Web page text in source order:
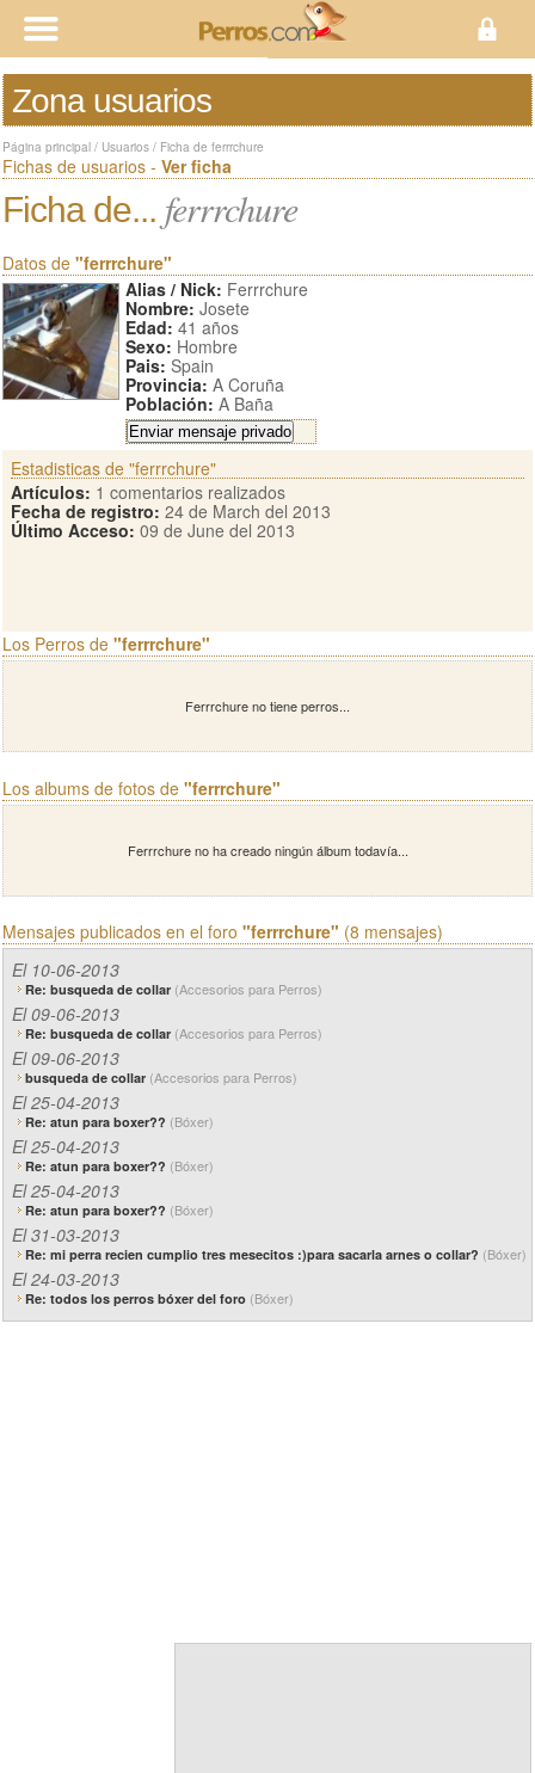
Zona usuarios
Página principal / Usuarios / Ficha de ferrrchure
Fichas de usuarios - Ver ficha
Ficha de... ferrrchure
Datos de "ferrrchure"
Alias / Nick: Ferrrchure
Nombre: Josete
Edad: 41 años
Sexo: Hombre
Pais: Spain
Provincia: A Coruña
Población: A Baña
Estadisticas de "ferrrchure"
Artículos: 1 comentarios realizados
Fecha de registro: 24 de March del 2013
Último Acceso: 09 de June del 2013
Los Perros de "ferrrchure"
Ferrrchure no tiene perros...
Los albums de fotos de "ferrrchure"
Ferrrchure no ha creado ningún álbum todavía...
Mensajes publicados en el foro "ferrrchure" (8 mensajes)
El 10-06-2013
Re: busqueda de collar (Accesorios para Perros)
El 09-06-2013
Re: busqueda de collar (Accesorios para Perros)
El 09-06-2013
busqueda de collar (Accesorios para Perros)
El 25-04-2013
Re: atun para boxer?? (Bóxer)
El 25-04-2013
Re: atun para boxer?? (Bóxer)
El 25-04-2013
Re: atun para boxer?? (Bóxer)
El 31-03-2013
Re: mi perra recien cumplio tres mesecitos :)para sacarla arnes o collar? (Bóxer)
El 24-03-2013
Re: todos los perros bóxer del foro (Bóxer)